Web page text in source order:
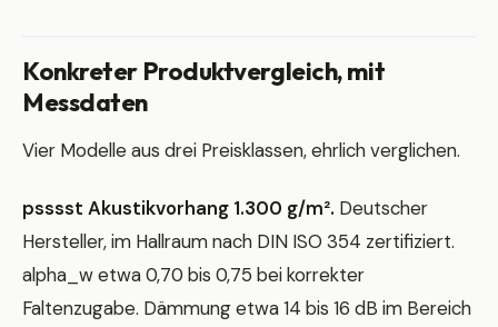
Konkreter Produktvergleich, mit
Messdaten
Vier Modelle aus drei Preisklassen, ehrlich verglichen.
psssst Akustikvorhang 1.300 g/m². Deutscher
Hersteller, im Hallraum nach DIN ISO 354 zertifiziert.
alpha_w etwa 0,70 bis 0,75 bei korrekter
Faltenzugabe. Dämmung etwa 14 bis 16 dB im Bereich